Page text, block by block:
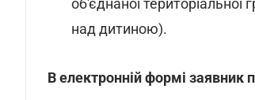
об'єднаної територіальної
над дитиною).
В електронній формі заявник